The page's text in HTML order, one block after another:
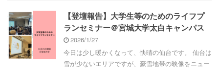
【登壇報告】大学生等のためのライフプ
ランセミナー＠宮城大学太白キャンパス
2026/1/27
今日は少し暖かくなって、快晴の仙台です。 仙台は
雪が少ないエリアですが、豪雪地帯の映像をニュー